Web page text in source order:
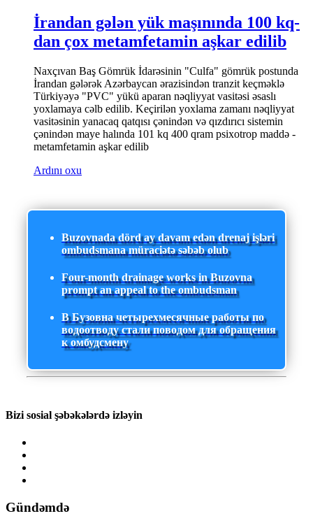
İrandan gələn yük maşınında 100 kq-
dan çox metamfetamin aşkar edilib
Naxçıvan Baş Gömrük İdarəsinin "Culfa" gömrük postunda
İrandan gələrək Azərbaycan ərazisindən tranzit keçməklə
Türkiyəyə "PVC" yükü aparan nəqliyyat vasitəsi əsaslı
yoxlamaya cəlb edilib. Keçirilən yoxlama zamanı nəqliyyat
vasitəsinin yanacaq qatqısı çənindən və qızdırıcı sistemin
çənindən maye halında 101 kq 400 qram psixotrop maddə -
metamfetamin aşkar edilib
Ardını oxu
Buzovnada dörd ay davam edən drenaj işləri
ombudsmana müraciətə səbəb olub
Four-month drainage works in Buzovna
prompt an appeal to the ombudsman
В Бузовна четырехмесячные работы по
водоотводу стали поводом для обращения
к омбудсмену
Bizi sosial şəbəkələrdə izləyin
Gündəmdə